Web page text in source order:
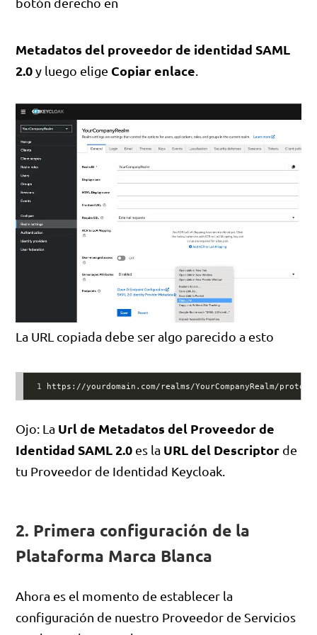
Metadatos del proveedor de identidad SAML
2.0y luego elige Copiar enlace
La URL copiada debe ser algo parecido a esto
1 https://yourdomain.com/realms/YourCompanyRealm/
Ojo: La Url de Metadatos del Proveedor de
Identidad SAML 2.0 es la URL del Descriptor de
tu Proveedor de Identidad Keycloak.
2. Primera configuración de la
Plataforma Marca Blanca
Ahora es el momento de establecer la
configuración de nuestro Proveedor de Servicios